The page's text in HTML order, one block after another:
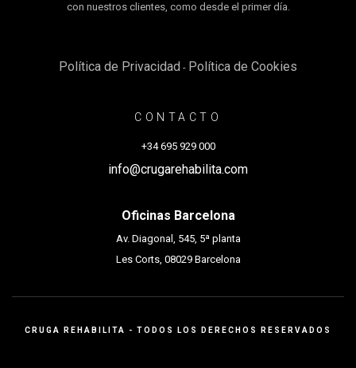
con nuestros clientes, como desde el primer día.
Política de Privacidad - Política de Cookies
CONTACTO
+34 695 929 000
info@crugarehabilita.com
Oficinas Barcelona
Av. Diagonal, 545, 5ª planta
Les Corts, 08029 Barcelona
CRUGA REHABILITA - TODOS LOS DERECHOS RESERVADOS